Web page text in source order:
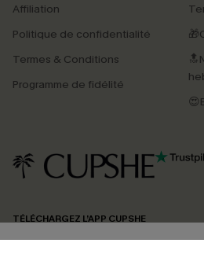
Affiliation
Politique de confidentialité
Termes & Conditions
Programme de fidélité
TÉLÉCHARGEZ L’APP CUPSHE
En soumettant votre adresse e-mail, vous
marketing (y compris du contenu généré
reconnaissez avoir pris connaissance de
pouvons utiliser les données collectées
produits susceptibles de vous intéresser,
confidentialité
. Vous pouvez vous